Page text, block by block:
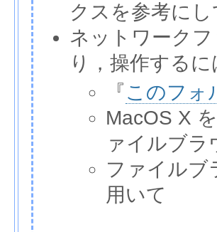
クスを参考に
ネットワーク
り，操作するに
『このフォ
MacOS X
ァイルブラ
ファイルブ
用いて